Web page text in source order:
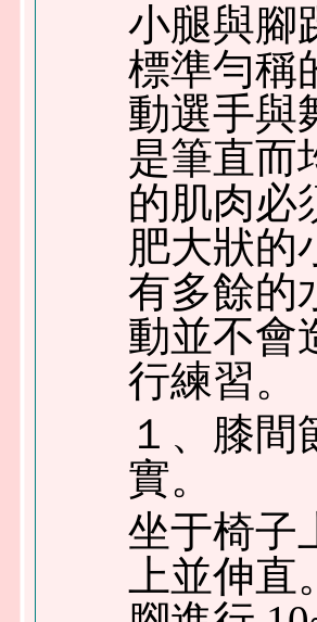
小腿與腳
標準勻稱
動選手與
是筆直而
的肌肉必
肥大狀的
有多餘的
動並不會
行練習。
１、膝
實。
坐于椅子
上並伸